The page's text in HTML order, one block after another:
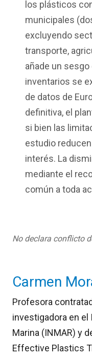
los plásticos
municipales
excluyendo
transporte,
añade un
inventarios se
de datos de
definitiva, el
si bien las
estudio
interés. La
mediante el
común a toda
No declara conflicto
Carmen
Profesora
investigadora en
Marina (INMAR) y
Effective Plastics